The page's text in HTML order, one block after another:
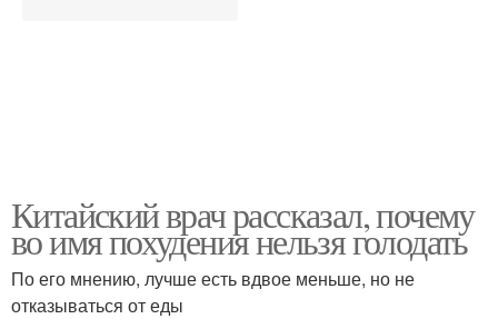
Китайский врач рассказал, почему
во имя похудения нельзя голодать
По его мнению, лучше есть вдвое меньше, но не
отказываться от еды